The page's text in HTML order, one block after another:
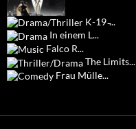
K-19 ̵...
In einem L...
Falco R...
The Limits...
Frau Mülle...